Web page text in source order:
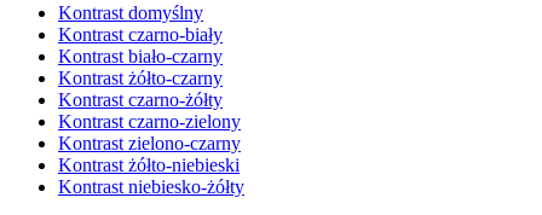
Kontrast domyślny
Kontrast czarno-biały
Kontrast biało-czarny
Kontrast żółto-czarny
Kontrast czarno-żółty
Kontrast czarno-zielony
Kontrast zielono-czarny
Kontrast żółto-niebieski
Kontrast niebiesko-żółty